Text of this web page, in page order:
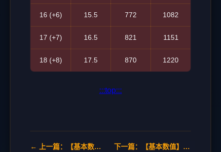
16 (+6) 15.5 772 1082
17 (+7) 16.5 821 1151
18 (+8) 17.5 870 1220
:::top:::
← 上一篇：【基本数值】魅力 CHA 下一篇：【基本数值】魔力上升表 →